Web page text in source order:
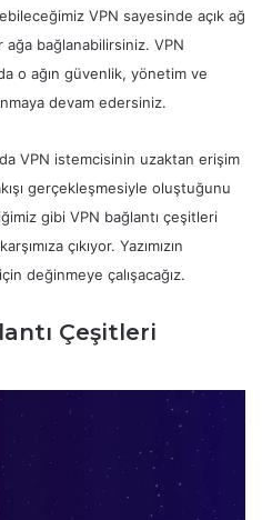
VPN sayesinde açık ağ
bağlanabilirsiniz. VPN
o ağın güvenlik, yönetim ve
devam edersiniz.
VPN istemcisinin uzaktan erişim
gerçekleşmesiyle oluştuğunu
gibi VPN bağlantı çeşitleri
çıkıyor. Yazımızın
değinmeye çalışacağız.
Çeşitleri